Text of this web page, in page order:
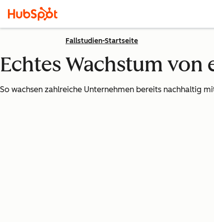
Fallstudien-Startseite
Echtes Wachstum
So wachsen zahlreiche Unternehmen bereits nachhaltig